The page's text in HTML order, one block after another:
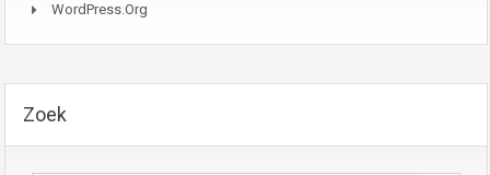
WordPress.org
Zoek